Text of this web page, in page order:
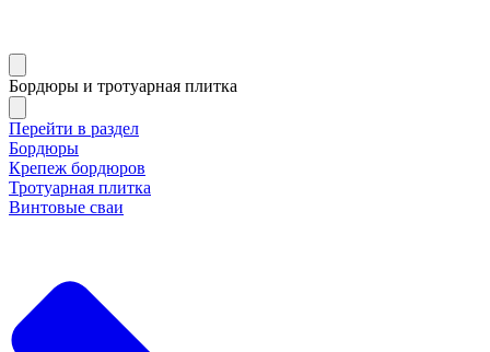
Бордюры и тротуарная плитка
Перейти в раздел
Бордюры
Крепеж бордюров
Тротуарная плитка
Винтовые сваи